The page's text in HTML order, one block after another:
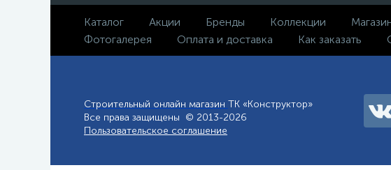
Каталог Акции Бренды Коллекции
Фотогалерея
Оплата и доставка Как заказать
Строительный онлайн магазин ТК «Конструктор»
Все права защищены © 2013-2026
Пользовательское соглашение